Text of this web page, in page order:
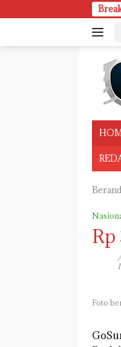
ke
Rp
Foto